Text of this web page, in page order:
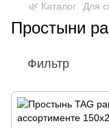
🌿 Каталог Для
Простыни
Фильтр